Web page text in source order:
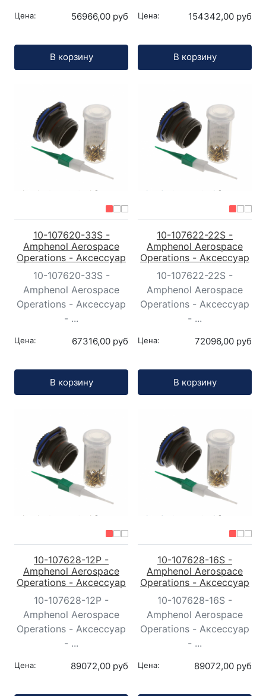
Цена: 56966,00 руб
В корзину
Цена: 154342,00 руб
В корзину
10-107620-33S -
Amphenol Aerospace
Operations - Аксессуар
10-107620-33S -
Amphenol Aerospace
Operations - Аксессуар
- ...
Цена: 67316,00 руб
В корзину
10-107622-22S -
Amphenol Aerospace
Operations - Аксессуар
10-107622-22S -
Amphenol Aerospace
Operations - Аксессуар
- ...
Цена: 72096,00 руб
В корзину
10-107628-12P -
Amphenol Aerospace
Operations - Аксессуар
10-107628-12P -
Amphenol Aerospace
Operations - Аксессуар
- ...
Цена: 89072,00 руб
10-107628-16S -
Amphenol Aerospace
Operations - Аксессуар
10-107628-16S -
Amphenol Aerospace
Operations - Аксессуар
- ...
Цена: 89072,00 руб